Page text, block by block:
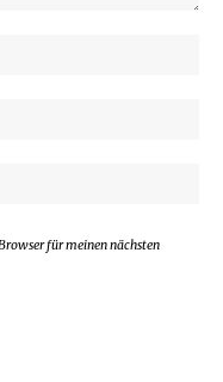
für meinen nächsten